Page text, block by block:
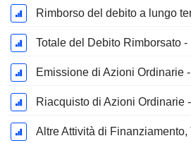
Rimborso del debito a lungo